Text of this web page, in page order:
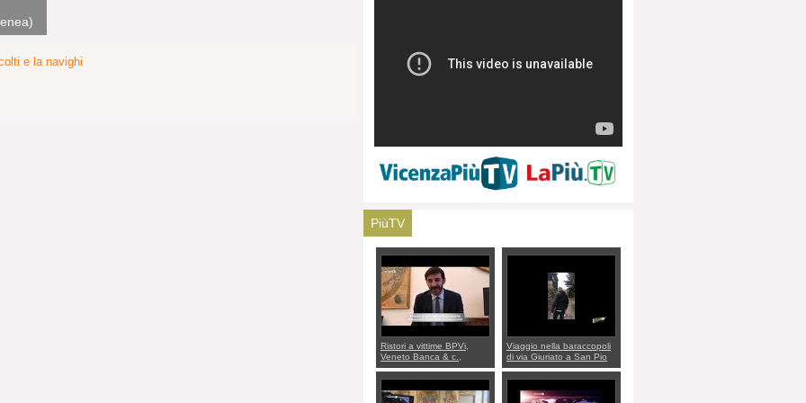
e la navighi
PiùTV
Ristori a vittime BPVi,
Veneto Banca & c.,
appello al sottosegretario
Alessio Villarosa: per
mettere ordine convochi
con Di Maio CNCU a
Viaggio nella baraccopoli
di via Giuriato a San Pio
X. Vicenza ai Vicentini:
“faremo un regalo di
Natale ai residenti”